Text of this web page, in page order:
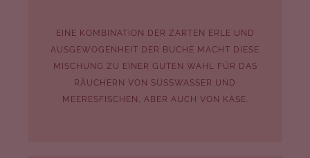
EINE KOMBINATION DER ZARTEN ERLE UND
AUSGEWOGENHEIT DER BUCHE MACHT DIESE
MISCHUNG ZU EINER GUTEN WAHL FÜR DAS
RÄUCHERN VON SÜSSWASSER UND M
EERESFISCHEN, ABER AUCH VON KÄSE.